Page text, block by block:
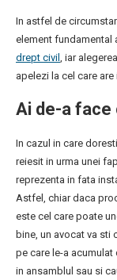
In astfel de
element fundamental
drept civil , iar
apelezi la cel care
Ai de-a face
In cazul in care
reiesit in urma unei
reprezenta in fata
Astfel, chiar daca
este cel care poate
bine, un avocat va
pe care le-a
in ansamblul sau si